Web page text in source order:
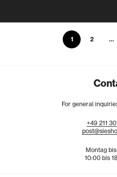
1 2 …
For general
+49 211
Montag
10:00 bis